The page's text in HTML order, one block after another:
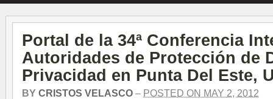
Portal de la 34ª Conferencia
Autoridades de Protección de
Privacidad en Punta Del Este,
BY CRISTOS VELASCO – POSTED ON MAY 2, 2012